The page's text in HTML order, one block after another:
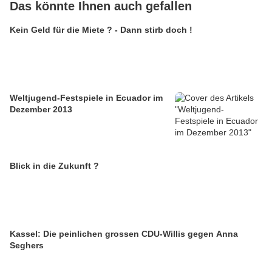
Das könnte Ihnen auch gefallen
Kein Geld für die Miete ? - Dann stirb doch !
Weltjugend-Festspiele in Ecuador im
Dezember 2013
Blick in die Zukunft ?
Kassel: Die peinlichen grossen CDU-Willis gegen Anna
Seghers